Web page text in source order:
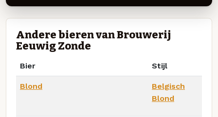
Andere bieren van Brouwerij
Eeuwig Zonde
Bier Stijl
Blond
Belgisch
Blond